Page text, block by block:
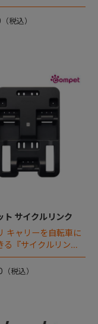
ト サイクルリンク
キャリーを自転車に
る『サイクルリン
場！